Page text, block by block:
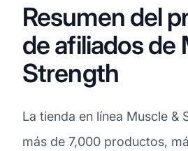
Resumen del
de afiliados de
Strength
La tienda en línea Muscle &
más de 7,000 productos,